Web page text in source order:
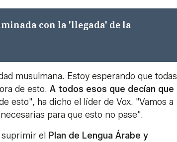
con la 'llegada' de la
musulmana. Estoy esperando que todas
de esto. A todos esos que decían que
esto", ha dicho el líder de Vox. "Vamos a
para que esto no pase".
el Plan de Lengua Árabe y